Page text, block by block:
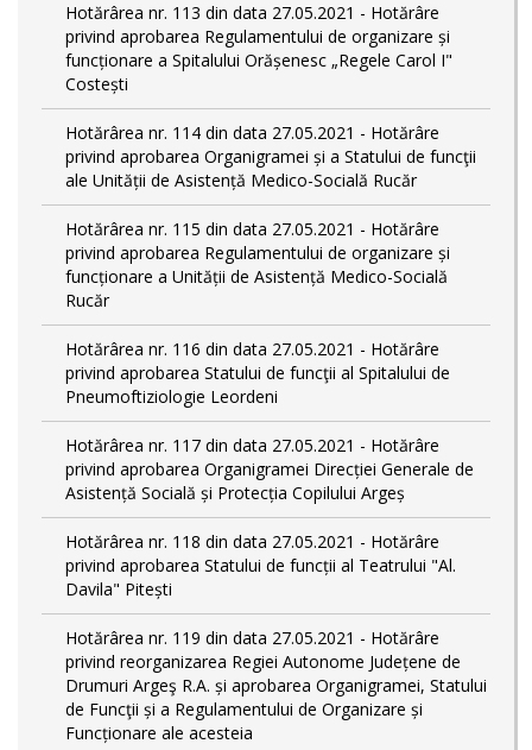
Hotărârea nr. 113 din data 27.05.2021 - Hotărâre
privind aprobarea Regulamentului de organizare și
funcționare a Spitalului Orășenesc „Regele Carol I"
Costești
Hotărârea nr. 114 din data 27.05.2021 - Hotărâre
privind aprobarea Organigramei și a Statului de funcţii
ale Unității de Asistență Medico-Socială Rucăr
Hotărârea nr. 115 din data 27.05.2021 - Hotărâre
privind aprobarea Regulamentului de organizare și
funcționare a Unității de Asistență Medico-Socială
Rucăr
Hotărârea nr. 116 din data 27.05.2021 - Hotărâre
privind aprobarea Statului de funcţii al Spitalului de
Pneumoftiziologie Leordeni
Hotărârea nr. 117 din data 27.05.2021 - Hotărâre
privind aprobarea Organigramei Direcției Generale de
Asistență Socială și Protecția Copilului Argeș
Hotărârea nr. 118 din data 27.05.2021 - Hotărâre
privind aprobarea Statului de funcții al Teatrului "Al.
Davila" Pitești
Hotărârea nr. 119 din data 27.05.2021 - Hotărâre
privind reorganizarea Regiei Autonome Județene de
Drumuri Argeş R.A. și aprobarea Organigramei, Statului
de Funcţii și a Regulamentului de Organizare și
Funcționare ale acesteia